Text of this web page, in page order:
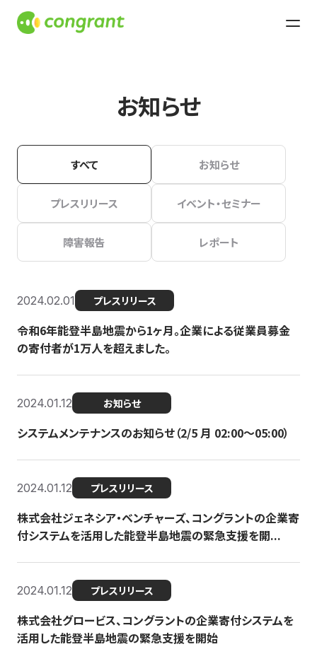
お知らせ
すべて お知らせ
プレスリリース イベント・セミナー
障害報告 レポート
2024.02.01 プレスリリース
令和6年能登半島地震から1ヶ月。企業による従業員募金
の寄付者が1万人を超えました。
2024.01.12 お知らせ
システムメンテナンスのお知らせ（2/5 月 02:00〜05:00）
2024.01.12 プレスリリース
株式会社ジェネシア・ベンチャーズ、コングラントの企業寄
付システムを活用した能登半島地震の緊急支援を開...
2024.01.12 プレスリリース
株式会社グロービス、コングラントの企業寄付システムを
活用した能登半島地震の緊急支援を開始